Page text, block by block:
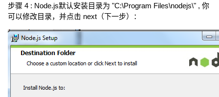
步骤 4 : Node.js默认安装目录为 "C:\Program Files\nodejs\" , 你
可以修改目录，并点击 next（下一步）：